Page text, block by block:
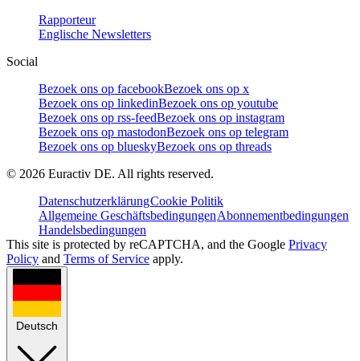
Rapporteur
Englische Newsletters
Social
Bezoek ons op facebookBezoek ons op x
Bezoek ons op linkedinBezoek ons op youtube
Bezoek ons op rss-feedBezoek ons op instagram
Bezoek ons op mastodonBezoek ons op telegram
Bezoek ons op blueskyBezoek ons op threads
© 2026 Euractiv DE. All rights reserved.
DatenschutzerklärungCookie Politik
Allgemeine GeschäftsbedingungenAbonnementbedingungen
Handelsbedingungen
This site is protected by reCAPTCHA, and the Google Privacy
Policy and Terms of Service apply.
Deutsch